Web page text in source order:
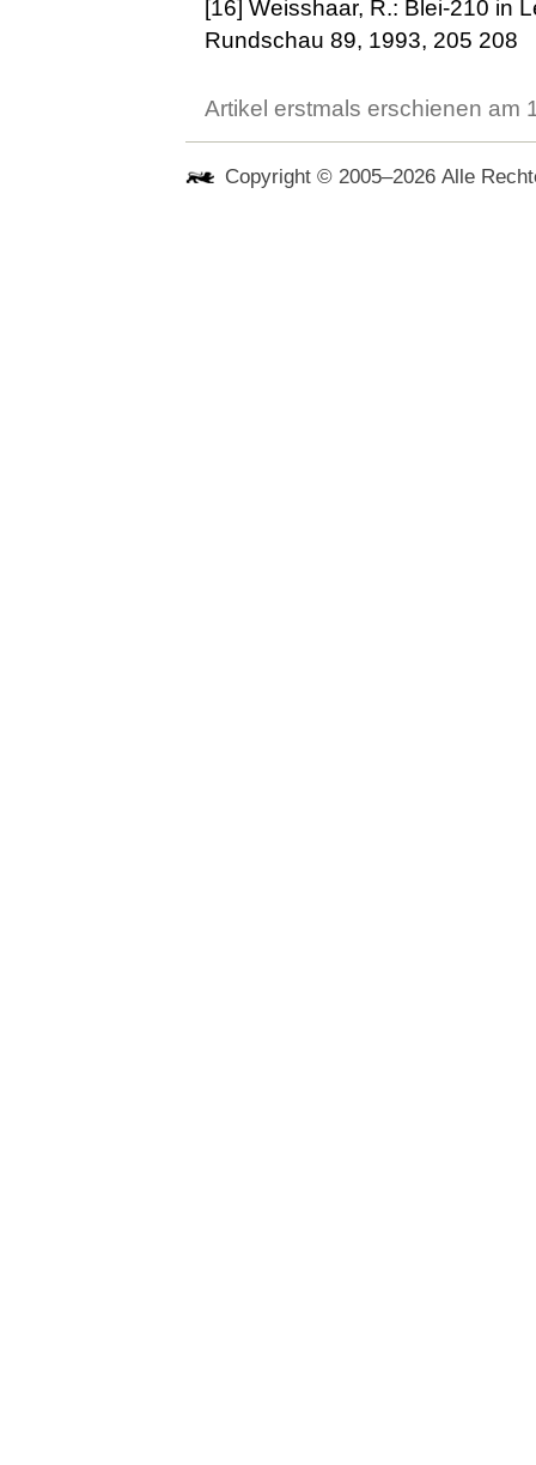
[16] Weisshaar, R.: Blei-210 in
Rundschau 89, 1993, 205 208
Artikel erstmals erschienen am
Copyright © 2005–2026 Alle